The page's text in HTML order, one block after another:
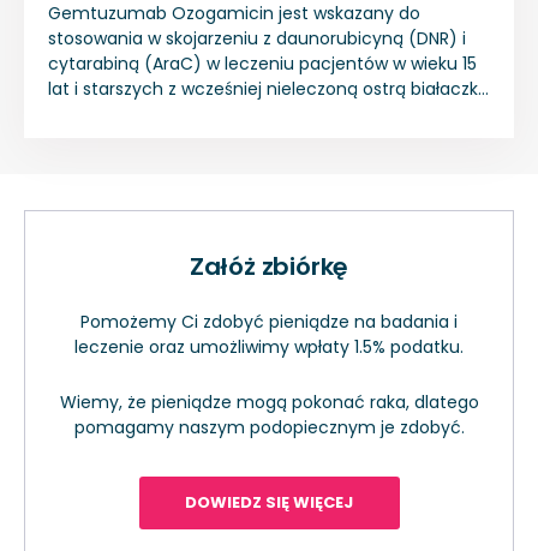
Gemtuzumab Ozogamicin jest wskazany do
stosowania w skojarzeniu z daunorubicyną (DNR) i
cytarabiną (AraC) w leczeniu pacjentów w wieku 15
lat i starszych z wcześniej nieleczoną ostrą białaczką
Załóż zbiórkę
Pomożemy Ci zdobyć pieniądze na badania i
leczenie oraz umożliwimy wpłaty 1.5% podatku.
Wiemy, że pieniądze mogą pokonać raka, dlatego
pomagamy naszym podopiecznym je zdobyć.
DOWIEDZ SIĘ WIĘCEJ